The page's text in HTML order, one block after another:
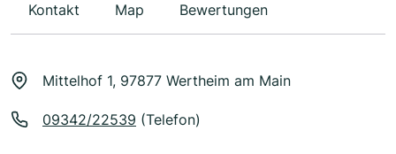
Kontakt Map Bewertungen
Mittelhof 1, 97877 Wertheim am Main
09342/22539 (Telefon)